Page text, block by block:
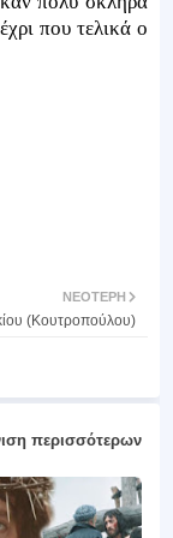
που τελικά ο
ΝΕΌΤΕΡΗ
(Κουτροπούλου)
περισσότερων